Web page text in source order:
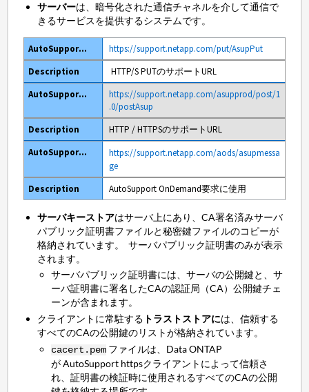
サーバーは、暗号化された通信チャネルを介して通信で
きるサービスを提供するシステムです。
https://support.netapp.com/put/AsupPut
HTTP/S PUTのサポートURL
https://support.netapp.com/asupprod/post/1
.0/postAsup
HTTP / HTTPSのサポートURL
https://support.netapp.com/aods/asupmessa
ge
AutoSupport OnDemand要求に使用
サーバキーストアはサーバ上にあり、CA署名済みサーバ
パブリック証明書ファイルと秘密鍵ファイルのコピーが
格納されています。 サーバパブリック証明書のみが表示
されます。
サーバパブリック証明書には、サーバの公開鍵と、サ
ーバ証明書に署名したCAの認証局（CA）公開鍵チェ
ーンが含まれます。
クライアントに常駐する トラストストアには、信頼する
すべてのCAの公開鍵のリストが格納されています。
cacert.pem ファイルは、Data ONTAP
が AutoSupport httpsクライアントによって信頼さ
れ、証明書の検証時に使用されるすべてのCAの公開